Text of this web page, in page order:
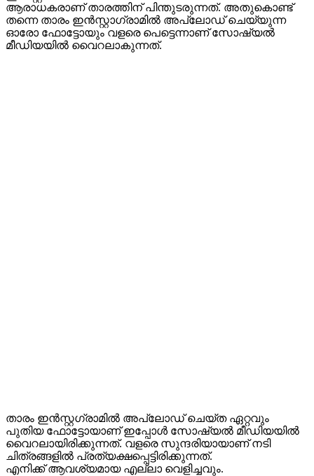
ആരാധകരാണ് താരത്തിന് പിന്തുടരുന്നത്. അതുകൊണ്ട്
തന്നെ താരം ഇൻസ്റ്റാഗ്രാമിൽ അപ്‌ലോഡ് ചെയ്യുന്ന
ഓരോ ഫോട്ടോയും വളരെ പെട്ടെന്നാണ് സോഷ്യൽ
മീഡിയയിൽ വൈറലാകുന്നത്.
താരം ഇൻസ്റ്റഗ്രാമിൽ അപ്‌ലോഡ് ചെയ്ത ഏറ്റവും
പുതിയ ഫോട്ടോയാണ് ഇപ്പോൾ സോഷ്യൽ മീഡിയയിൽ
വൈറലായിരിക്കുന്നത്. വളരെ സുന്ദരിയായാണ് നടി
ചിത്രങ്ങളിൽ പ്രത്യക്ഷപ്പെട്ടിരിക്കുന്നത്.
എനിക്ക് ആവശ്യമായ എല്ലാ വെളിച്ചവും.